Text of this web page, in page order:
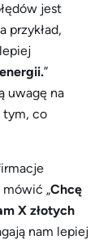
jest
przykład,
”
uwagę na
tym, co
„Chcę
X złotych
nam lepiej